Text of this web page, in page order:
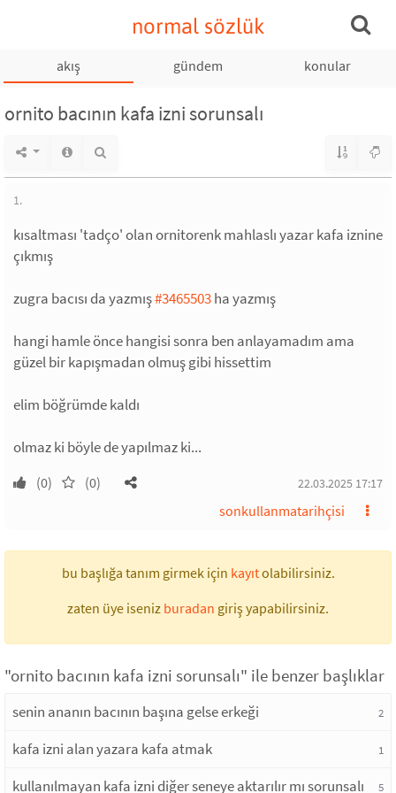
normal sözlük
akış gündem konular
ornito bacının kafa izni sorunsalı
1.
kısaltması 'tadço' olan ornitorenk mahlaslı yazar kafa iznine
çıkmış
zugra bacısı da yazmış#3465503ha yazmış
hangi hamle önce hangisi sonra ben anlayamadım ama
güzel bir kapışmadan olmuş gibi hissettim
elim böğrümde kaldı
olmaz ki böyle de yapılmaz ki...
(0) (0) 22.03.2025 17:17
sonkullanmatarihçisi
bu başlığa tanım girmek için kayıtolabilirsiniz.
zaten üye iseniz buradan giriş yapabilirsiniz.
"ornito bacının kafa izni sorunsalı" ile benzer başlıklar
senin ananın bacının başına gelse erkeği 2
kafa izni alan yazara kafa atmak 1
kullanılmayan kafa izni diğer seneye aktarılır mı sorunsalı 5